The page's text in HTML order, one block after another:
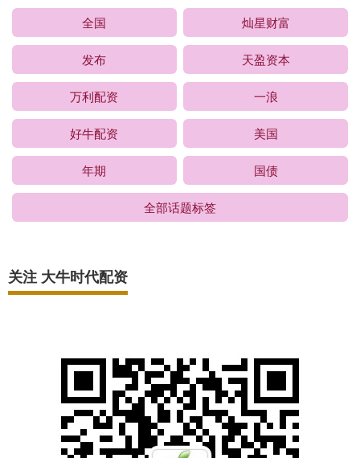
全国 灿星财富
发布 天盈资本
万利配资 一浪
好牛配资 美国
年期 国债
全部话题标签
关注 大牛时代配资